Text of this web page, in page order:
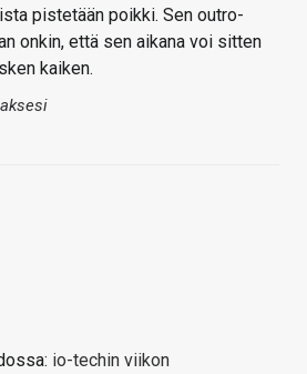
pistetään poikki. Sen outro-
onkin, että sen aikana voi sitten
kaiken.
io-techin viikon